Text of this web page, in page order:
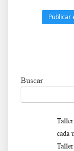
Buscar
cada